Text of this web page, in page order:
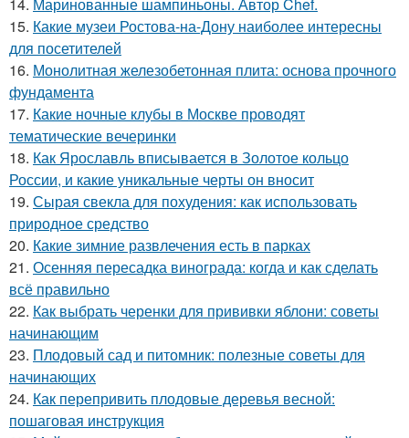
15. Какие музеи Ростова-на-Дону наиболее интересны
для посетителей
16. Монолитная железобетонная плита: основа прочного
фундамента
17. Какие ночные клубы в Москве проводят
тематические вечеринки
18. Как Ярославль вписывается в Золотое кольцо
России, и какие уникальные черты он вносит
19. Сырая свекла для похудения: как использовать
природное средство
20. Какие зимние развлечения есть в парках
21. Осенняя пересадка винограда: когда и как сделать
всё правильно
22. Как выбрать черенки для прививки яблони: советы
начинающим
23. Плодовый сад и питомник: полезные советы для
начинающих
24. Как перепривить плодовые деревья весной:
пошаговая инструкция